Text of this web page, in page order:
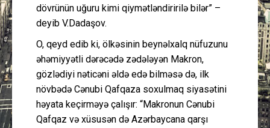
dövrünün uğuru kimi qiymətləndiririlə bilər” –
deyib V.Dadaşov.
O, qeyd edib ki, ölkəsinin beynəlxalq nüfuzunu
əhəmiyyətli dərəcədə zədələyən Makron,
gözlədiyi nəticəni əldə edə bilməsə də, ilk
növbədə Cənubi Qafqaza soxulmaq siyasətini
həyata keçirməyə çalışır: “Makronun Cənubi
Qafqaz və xüsusən də Azərbaycana qarşı